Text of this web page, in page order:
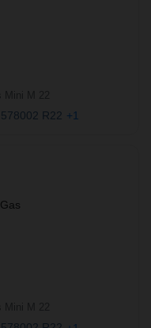
578002 R22 +1